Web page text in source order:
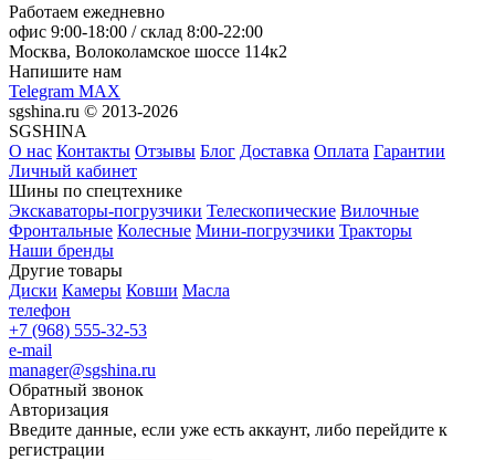
Работаем ежедневно
офис 9:00-18:00 / склад 8:00-22:00
Москва, Волоколамское шоссе 114к2
Напишите нам
Telegram MAX
sgshina.ru © 2013-2026
SGSHINA
О нас Контакты Отзывы Блог Доставка Оплата Гарантии
Личный кабинет
Шины по спецтехнике
Экскаваторы-погрузчики Телескопические Вилочные
Фронтальные Колесные Мини-погрузчики Тракторы
Наши бренды
Другие товары
Диски Камеры Ковши Масла
телефон
+7 (968) 555-32-53
e-mail
manager@sgshina.ru
Обратный звонок
Авторизация
Введите данные, если уже есть аккаунт, либо перейдите к
регистрации